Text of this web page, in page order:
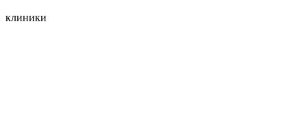
клиники